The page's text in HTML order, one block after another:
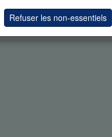
Refuser les non-essentiels